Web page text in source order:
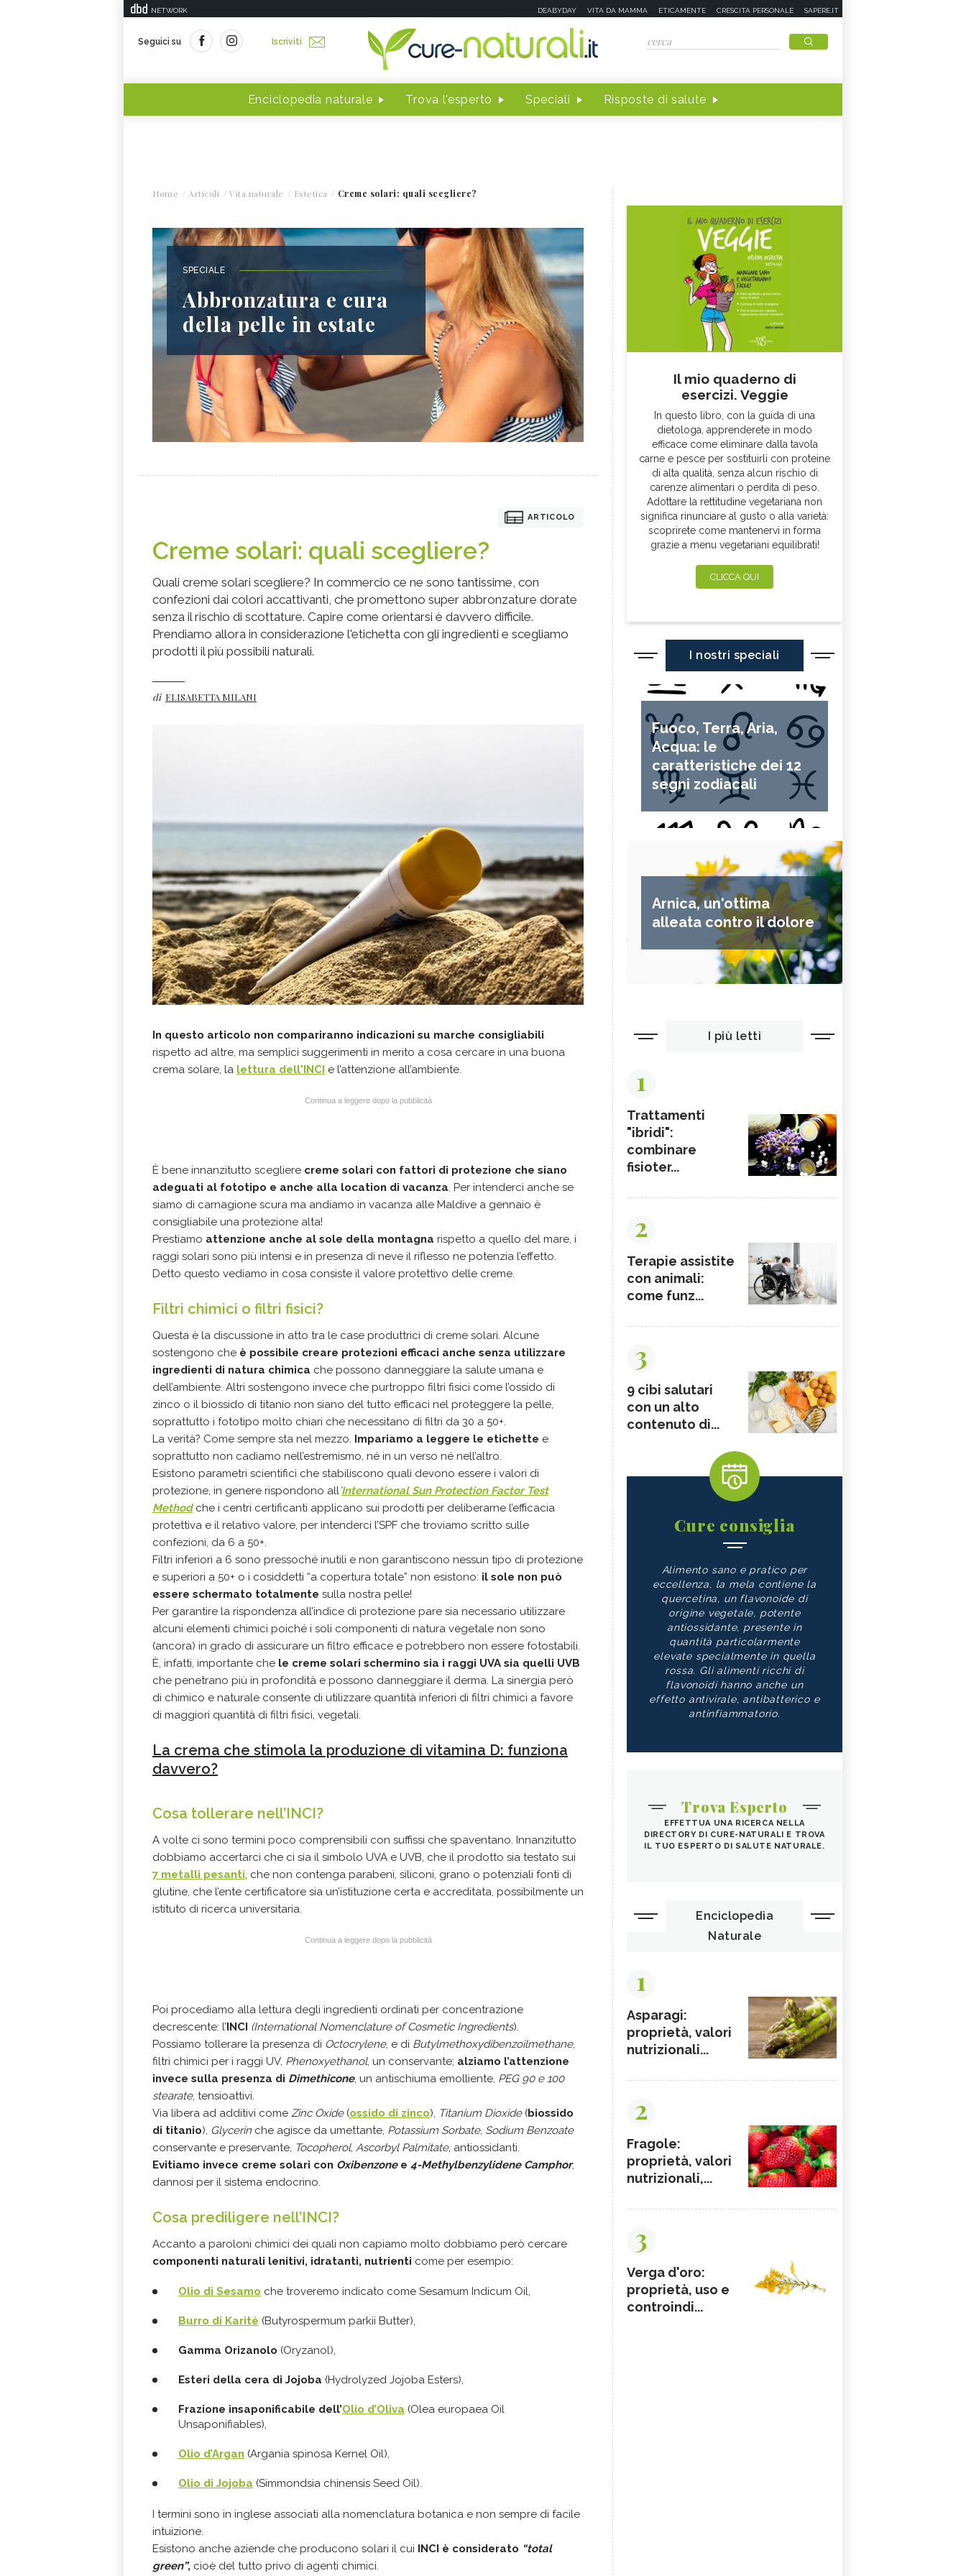
NETWORK DEABYDAY VITA DA MAMMA ETICAMENTE CRESCITA PERSONALE SAPERE.IT
Seguici su Iscriviti
Enciclopedia naturale Trova l'esperto Speciali Risposte di salute
Home Articoli Vita naturale Estetica Creme solari: quali scegliere?
SPECIALE
Abbronzatura e cura
della pelle in estate
ARTICOLO
Creme solari: quali scegliere?
Quali creme solari scegliere? In commercio ce ne sono tantissime, con
confezioni dai colori accattivanti, che promettono super abbronzature dorate
senza il rischio di scottature. Capire come orientarsi è davvero difficile.
Prendiamo allora in considerazione l'etichetta con gli ingredienti e scegliamo
prodotti il più possibili naturali.
di ELISABETTA MILANI
In questo articolo non compariranno indicazioni su marche consigliabili
rispetto ad altre, ma semplici suggerimenti in merito a cosa cercare in una buona
crema solare, la lettura dell'INCI e l’attenzione all’ambiente.
Continua a leggere dopo la pubblicità
È bene innanzitutto scegliere creme solari con fattori di protezione che siano
adeguati al fototipo e anche alla location di vacanza. Per intenderci anche se
siamo di carnagione scura ma andiamo in vacanza alle Maldive a gennaio è
consigliabile una protezione alta!
Prestiamo attenzione anche al sole della montagna rispetto a quello del mare, i
raggi solari sono più intensi e in presenza di neve il riflesso ne potenzia l’effetto.
Detto questo vediamo in cosa consiste il valore protettivo delle creme.
Filtri chimici o filtri fisici?
Questa è la discussione in atto tra le case produttrici di creme solari. Alcune
sostengono che è possibile creare protezioni efficaci anche senza utilizzare
ingredienti di natura chimica che possono danneggiare la salute umana e
dell’ambiente. Altri sostengono invece che purtroppo filtri fisici come l’ossido di
zinco o il biossido di titanio non siano del tutto efficaci nel proteggere la pelle,
soprattutto i fototipo molto chiari che necessitano di filtri da 30 a 50+.
La verità? Come sempre sta nel mezzo. Impariamo a leggere le etichette e
soprattutto non cadiamo nell’estremismo, né in un verso né nell’altro.
Esistono parametri scientifici che stabiliscono quali devono essere i valori di
protezione, in genere rispondono allInternational Sun Protection Factor Test
Methodche i centri certificanti applicano sui prodotti per deliberarne l’efficacia
protettiva e il relativo valore, per intenderci l’SPF che troviamo scritto sulle
confezioni, da 6 a 50+.
Filtri inferiori a 6 sono pressoché inutili e non garantiscono nessun tipo di protezione
e superiori a 50+ o i cosiddetti “a copertura totale” non esistono: il sole non può
essere schermato totalmente sulla nostra pelle!
Per garantire la rispondenza all’indice di protezione pare sia necessario utilizzare
alcuni elementi chimici poiché i soli componenti di natura vegetale non sono
(ancora) in grado di assicurare un filtro efficace e potrebbero non essere fotostabili.
È, infatti, importante che le creme solari schermino sia i raggi UVA sia quelli UVB
che penetrano più in profondità e possono danneggiare il derma. La sinergia però
di chimico e naturale consente di utilizzare quantità inferiori di filtri chimici a favore
di maggiori quantità di filtri fisici, vegetali.
La crema che stimola la produzione di vitamina D: funziona
davvero?
Cosa tollerare nell’INCI?
A volte ci sono termini poco comprensibili con suffissi che spaventano. Innanzitutto
dobbiamo accertarci che ci sia il simbolo UVA e UVB, che il prodotto sia testato sui
7 metalli pesanti, che non contenga parabeni, siliconi, grano o potenziali fonti di
glutine, che l’ente certificatore sia un’istituzione certa e accreditata, possibilmente un
istituto di ricerca universitaria.
Continua a leggere dopo la pubblicità
Poi procediamo alla lettura degli ingredienti ordinati per concentrazione
decrescente: l’INCI (International Nomenclature of Cosmetic Ingredients).
Possiamo tollerare la presenza di Octocrylene, e di Butylmethoxydibenzoilmethane,
filtri chimici per i raggi UV, Phenoxyethanol, un conservante; alziamo l’attenzione
invece sulla presenza di Dimethicone, un antischiuma emolliente, PEG 90 e 100
stearate, tensioattivi.
Via libera ad additivi come Zinc Oxide(ossido di zinco), Titanium Dioxide (biossido
di titanio), Glycerin che agisce da umettante, Potassium Sorbate, Sodium Benzoate
conservante e preservante, Tocopherol, Ascorbyl Palmitate, antiossidanti.
Evitiamo invece creme solari con Oxibenzone e 4-Methylbenzylidene Camphor,
dannosi per il sistema endocrino.
Cosa prediligere nell’INCI?
Accanto a paroloni chimici dei quali non capiamo molto dobbiamo però cercare
componenti naturali lenitivi, idratanti, nutrienti come per esempio:
Olio di Sesamo che troveremo indicato come Sesamum Indicum Oil,
Burro di Karitè (Butyrospermum parkii Butter),
Gamma Orizanolo (Oryzanol),
Esteri della cera di Jojoba (Hydrolyzed Jojoba Esters),
Frazione insaponificabile dell’Olio d’Oliva (Olea europaea Oil
Unsaponifiables),
Olio d’Argan (Argania spinosa Kernel Oil),
Olio di Jojoba (Simmondsia chinensis Seed Oil).
I termini sono in inglese associati alla nomenclatura botanica e non sempre di facile
intuizione.
Esistono anche aziende che producono solari il cui INCI è considerato “total
green”, cioè del tutto privo di agenti chimici.
Il mio quaderno di
esercizi. Veggie
In questo libro, con la guida di una
dietologa, apprenderete in modo
efficace come eliminare dalla tavola
carne e pesce per sostituirli con proteine
di alta qualità, senza alcun rischio di
carenze alimentari o perdita di peso.
Adottare la rettitudine vegetariana non
significa rinunciare al gusto o alla varietà:
scoprirete come mantenervi in forma
grazie a menu vegetariani equilibrati!
CLICCA QUI
I nostri speciali
Fuoco, Terra, Aria,
Acqua: le
caratteristiche dei 12
segni zodiacali
Arnica, un'ottima
alleata contro il dolore
I più letti
1
Trattamenti
"ibridi":
combinare
fisioter...
2
Terapie assistite
con animali:
come funz...
3
9 cibi salutari
con un alto
contenuto di...
Cure consiglia
Alimento sano e pratico per
eccellenza, la mela contiene la
quercetina, un flavonoide di
origine vegetale, potente
antiossidante, presente in
quantità particolarmente
elevate specialmente in quella
rossa. Gli alimenti ricchi di
flavonoidi hanno anche un
effetto antivirale, antibatterico e
antinfiammatorio.
Trova Esperto
EFFETTUA UNA RICERCA NELLA
DIRECTORY DI CURE-NATURALI E TROVA
IL TUO ESPERTO DI SALUTE NATURALE.
Enciclopedia
Naturale
1
Asparagi:
proprietà, valori
nutrizionali...
2
Fragole:
proprietà, valori
nutrizionali,...
3
Verga d'oro:
proprietà, uso e
controindi...